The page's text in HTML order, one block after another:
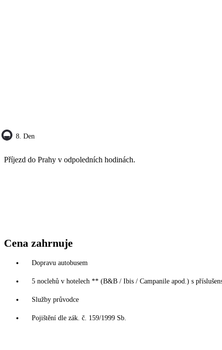
8. Den
Příjezd do Prahy v odpoledních hodinách.
Cena zahrnuje
Dopravu autobusem
5 noclehů v hotelech ** (B&B / Ibis / Campanile apod.) s
Služby průvodce
Pojištění dle zák. č. 159/1999 Sb.